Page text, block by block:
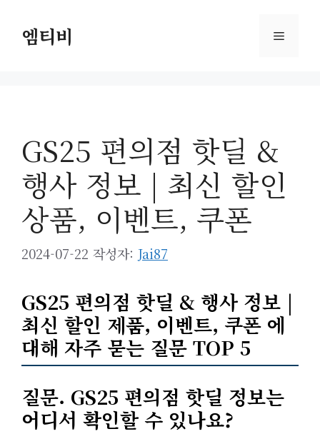
엠티비 메
GS25 편의점 핫딜 &
행사 정보 | 최신 할인
상품, 이벤트, 쿠폰
2024-07-22 작성자: Jai87
GS25 편의점 핫딜 & 행사 정보 |
최신 할인 제품, 이벤트, 쿠폰 에
대해 자주 묻는 질문 TOP 5
질문. GS25 편의점 핫딜 정보는
어디서 확인할 수 있나요?